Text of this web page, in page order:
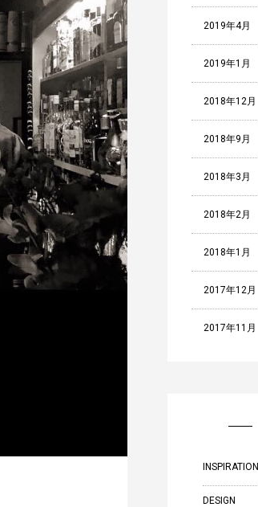
2019年4月
2019年1月
2018年12月
2018年9月
2018年3月
2018年2月
2018年1月
2017年12月
2017年11月
INSPIRATION
DESIGN